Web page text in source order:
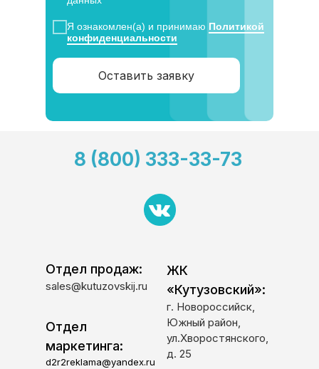
Я ознакомлен(а) и принимаю Политикой
конфиденциальности
Оставить заявку
8 (800) 333-33-73
ЖК
«Кутузовский»:
г. Новороссийск,
Южный район,
ул.Хворостянского,
д. 25
Отдел продаж:
sales@kutuzovskij.ru
Отдел
маркетинга:
d2r2reklama@yandex.ru